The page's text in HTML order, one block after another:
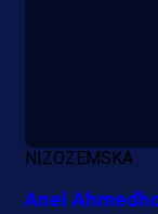
NIZOZEMSKA
Anel